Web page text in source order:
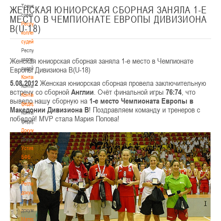
Тренерский
совет
Республиканская
коллегия
судей
Республиканская
коллегия
судей
Контакты
Контакты
Контакты
федерации
Контакты
федерации
Документы
Документы
Устав
БФБ
Устав
БФБ
Регламентирующие
документы
Регламентирующие
документы
Материалы
ЖЕНСКАЯ ЮНИОРСКАЯ СБОРНАЯ ЗАНЯЛА 1-Е
МЕСТО В ЧЕМПИОНАТЕ ЕВРОПЫ ДИВИЗИОНА
B(U-18)
Женская юниорская сборная заняла 1-е место в Чемпионате
Европы Дивизиона B(U-18)
5.08.2012 Женская юниорская сборная провела заключительную
встречу со сборной Англии . Счёт финальной игры 76:74 , что
вывело нашу сборную на 1-е место Чемпионата Европы в
Македонии Дивизиона B! Поздравляем команду и тренеров с
победой! MVP стала Мария Попова!